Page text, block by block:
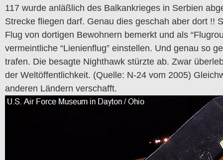
117 wurde anläßlich des Balkankrieges in Serbien
Strecke fliegen darf. Genau dies geschah aber dort !!
Flug von dortigen Bewohnern bemerkt und als
vermeintliche “Lienienflug” einstellen. Und genau so
trafen. Die besagte Nighthawk stürzte ab. Zwar
der Weltöffentlichkeit. (Quelle: N-24 vom 2005)
anderen Ländern verschafft.